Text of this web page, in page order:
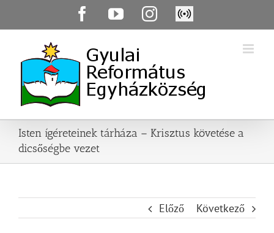
FacebookYouTubeInstagram
Élő
közvetítés
Isten ígéreteinek tárháza – Krisztus követése a
dicsőségbe vezet
Előző Következő